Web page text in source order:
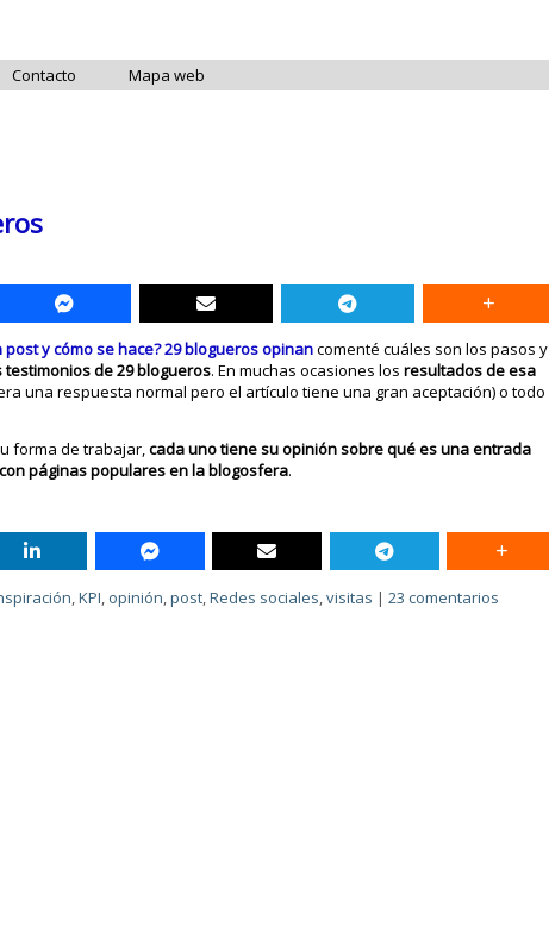
Contacto Mapa web
y cómo se hace? 29 blogueros opinancomenté cuáles son los pasos y
testimonios de 29 blogueros. En muchas ocasiones losresultados de esa
una respuesta normal pero el artículo tiene una gran aceptación) o todo
forma de trabajar,cada uno tiene su opinión sobre qué es una entrada
páginas populares en la blogosfera.
,KPI, opinión,post,Redes sociales,visitas |23 comentarios